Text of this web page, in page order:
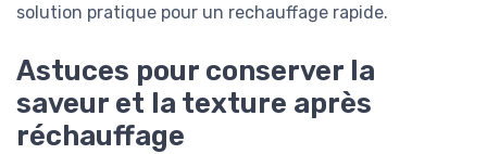
solution pratique pour un rechauffage rapide.
Astuces pour conserver la
saveur et la texture après
réchauffage